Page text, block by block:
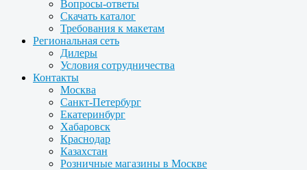
Вопросы-ответы
Скачать каталог
Требования к макетам
Региональная сеть
Дилеры
Условия сотрудничества
Контакты
Москва
Санкт-Петербург
Екатеринбург
Хабаровск
Краснодар
Казахстан
Розничные магазины в Москве